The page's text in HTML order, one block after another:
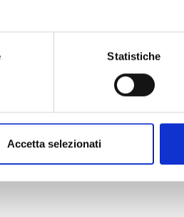
Statistiche
Accetta selezionati
Mostra tutto